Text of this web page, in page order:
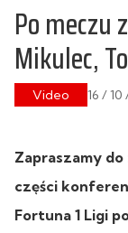
Po meczu
Mikulec,
Video 16 / 10
Zapraszamy
części
Fortuna 1 Ligi